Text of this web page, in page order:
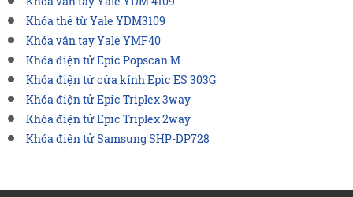
Khóa thẻ từ Yale YDM3109
Khóa vân tay Yale YMF40
Khóa điện tử Epic Popscan M
Khóa điện tử cửa kính Epic ES 303G
Khóa điện tử Epic Triplex 3way
Khóa điện tử Epic Triplex 2way
Khóa điện tử Samsung SHP-DP728